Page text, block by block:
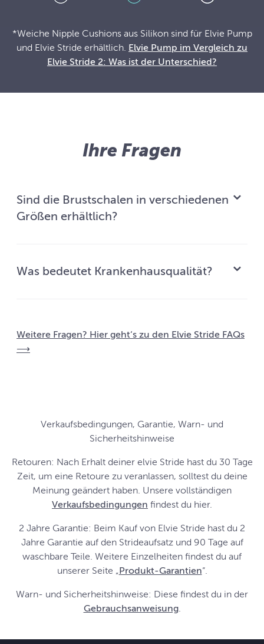
*Weiche Nipple Cushions aus Silikon sind für Elvie Pump
und Elvie Stride erhältlich. Elvie Pump im Vergleich zu
Elvie Stride 2: Was ist der Unterschied?
Ihre Fragen
Sind die Brustschalen in verschiedenen
Größen erhältlich?
Was bedeutet Krankenhausqualität?
Weitere Fragen? Hier geht‘s zu den Elvie Stride FAQs
⟶
Verkaufsbedingungen, Garantie, Warn- und
Sicherheitshinweise
Retouren: Nach Erhalt deiner elvie Stride hast du 30 Tage
Zeit, um eine Retoure zu veranlassen, solltest du deine
Meinung geändert haben. Unsere vollständigen
Verkaufsbedingungen findest du hier.
2 Jahre Garantie: Beim Kauf von Elvie Stride hast du 2
Jahre Garantie auf den Strideaufsatz und 90 Tage auf
waschbare Teile. Weitere Einzelheiten findest du auf
unserer Seite „Produkt-Garantien“.
Warn- und Sicherheitshinweise: Diese findest du in der
Gebrauchsanweisung.